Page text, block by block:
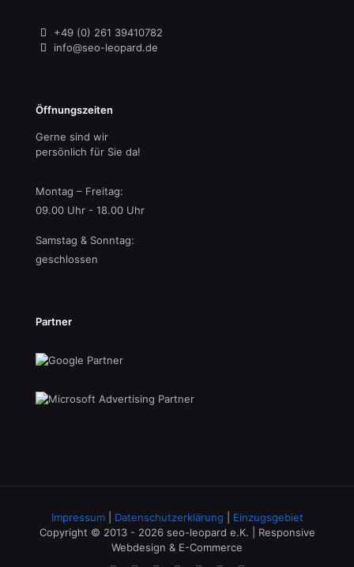
+49 (0) 261 39410782
info@seo-leopard.de
Öffnungszeiten
Gerne sind wir
persönlich für Sie da!
Montag – Freitag:
09.00 Uhr - 18.00 Uhr
Samstag & Sonntag:
geschlossen
Partner
Impressum| Datenschutzerklärung
Einzugsgebiet
Copyright © 2013 - 2026 seo-leopard e.K. | Responsive
Webdesign & E-Commerce